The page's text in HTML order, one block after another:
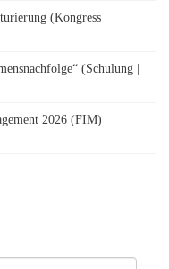
(Kongress |
(Schulung |
2026 (FIM)